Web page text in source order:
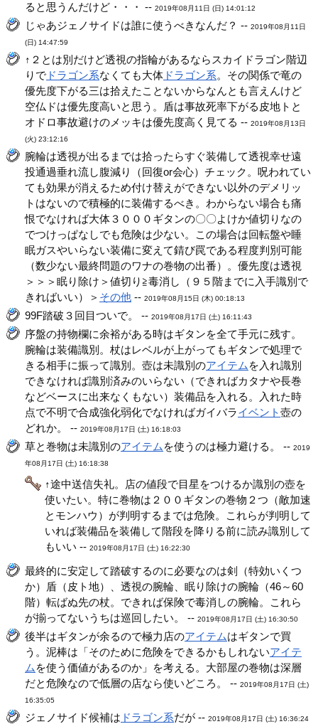
ると思うんだけど・・・ --2019年08月11日 (日) 14:01:12
じゃあジェノサイドは誰に使うべきなんだ？ --2019年08月11日
(日) 14:47:59
↑２とは別だけど透視の指輪があるならスカイドラゴン階辺
りで ドラゴン系なくても大体 ドラゴン系。その関係で竜の
優先度下がる三は拾えたことないからなんとも言えんけど
空仏ドは優先度高いと思う。盾は事故死率下がる皮地トと
オドロ事故避けのメッキは優先度高く見てる --2019年08月13日
(火) 23:12:16
腕輪は透視が出るまでは拾ったらすぐ装備して透視幸せ遠
投通過垂れ流し腹減り（回復or会心）チェック。呪われてい
ても効果が消えるため付け替えができない以外のデメリッ
トはないので積極的に装備するべき。わからない場合も痛
恨でなければ大体３０００ギタンの〇〇よけか値切りなの
でつけっぱなしでも危険は少ない。この場合は回転盤や睡
眠ガスやいらない装備に変えて錆び罠である程度判別可能
（数少ない最終問題のワナの巻物の出番）。優先度は透視
＞＞＞眠り除け＞値切り≧毒消し（９５階までに入手識別で
きればいい）＞ その他 --2019年08月15日 (木) 00:18:13
99F踏破３回目ついで。 --2019年08月17日 (土) 16:11:43
序盤の持物欄に余裕がある時はギタンを全て手元に残す。
腕輪は装備識別。杖はレベルが上がってもギタンで処理で
きる相手に振って識別。壺は未識別のアイテム を入れ識別
できなければ識別済みのいらない（できればカタナや長巻
などベースに出来なくもない）装備品を入れる。入れた時
点で不明で合成強化弱化でなければガイバライベント壺の
どれか。 --2019年08月17日 (土) 16:18:03
草と巻物は未識別のアイテム を使うのは極力避ける。 --2019
年08月17日 (土) 16:18:38
↑途中送信失礼。店の値段で目星をつけるか識別の壺を
使いたい。特に巻物は２００ギタンの巻物２つ（敵加速
とモンハウ）が判明するまでは危険。これらが判明して
いれば装備品を装備して階段を降りる前に読み識別して
もいい --2019年08月17日 (土) 16:22:30
最終的に安定して踏破するのに必要なのは剣（特効いくつ
か）盾（皮ト地）、透視の腕輪、眠り除けの腕輪（46～60
階）転ばぬ先の杖。できれば保険で毒消しの腕輪。これら
が揃ってないうちは巡回したい。 --2019年08月17日 (土) 16:30:50
後半はギタンが余るので極力店のアイテムはギタンで買
う。泥棒は「そのために危険をできるかもしれないアイテ
ム を使う価値があるのか」を考える。大部屋の巻物は深層
だと危険なので低層の店なら使いどころ。 --2019年08月17日 (土)
16:35:05
ジェノサイド候補は ドラゴン系だが --2019年08月17日 (土) 16:36:24